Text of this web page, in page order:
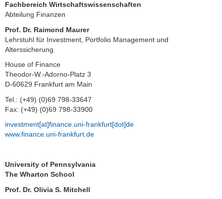
Studium
Stellen­ausschreibungen
Forschung
Seminar
Einrichtungen
Stiftungsgastprofessur
Fachbereich Wirtschaftswissenschaften
Abteilung Finanzen
Prof. Dr. Raimond Maurer
Lehrstuhl für Investment, Portfolio Management und
Alterssicherung
House of Finance
Theodor-W.-Adorno-Platz 3
D-60629 Frankfurt am Main
Tel.: (+49) (0)69 798-33647
Fax: (+49) (0)69 798-33900
investment[at]finance.uni-frankfurt[dot]de
www.finance.uni-frankfurt.de
University of Pennsylvania
The Wharton School
Prof. Dr. Olivia S. Mitchell